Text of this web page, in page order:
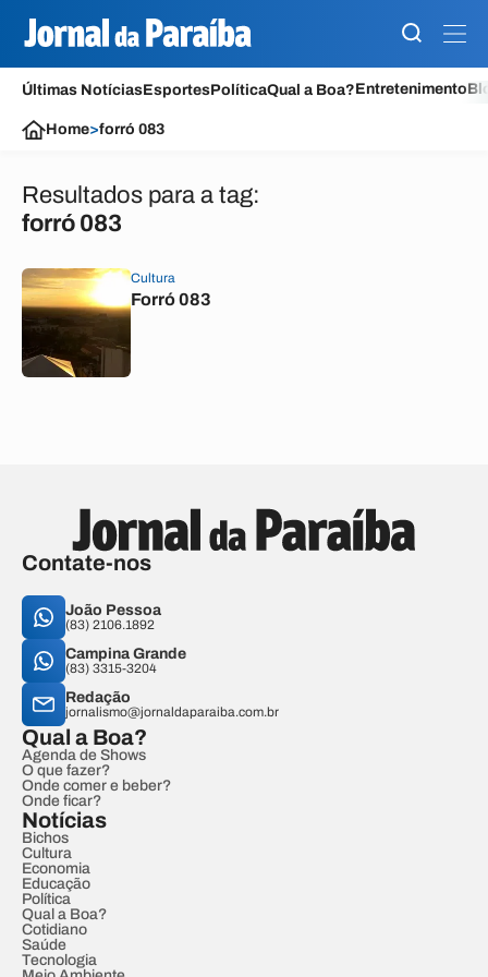
Últimas NotíciasEsportesPolíticaQual a Boa?Entretenimento
Home>forró 083
Resultados para a tag:
forró 083
Cultura
Forró 083
Contate-nos
João Pessoa
(83) 2106.1892
Campina Grande
(83) 3315-3204
Redação
jornalismo@jornaldaparaiba.com.br
Qual a Boa?
Agenda de Shows
O que fazer?
Onde comer e beber?
Onde ficar?
Notícias
Bichos
Cultura
Economia
Educação
Política
Qual a Boa?
Cotidiano
Saúde
Tecnologia